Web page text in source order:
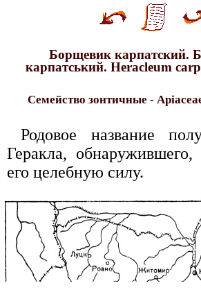
Борщевик карпатский.
карпатський. Heracleum
Семейство зонтичные -
Родовое название
Геракла,
его целебную силу.